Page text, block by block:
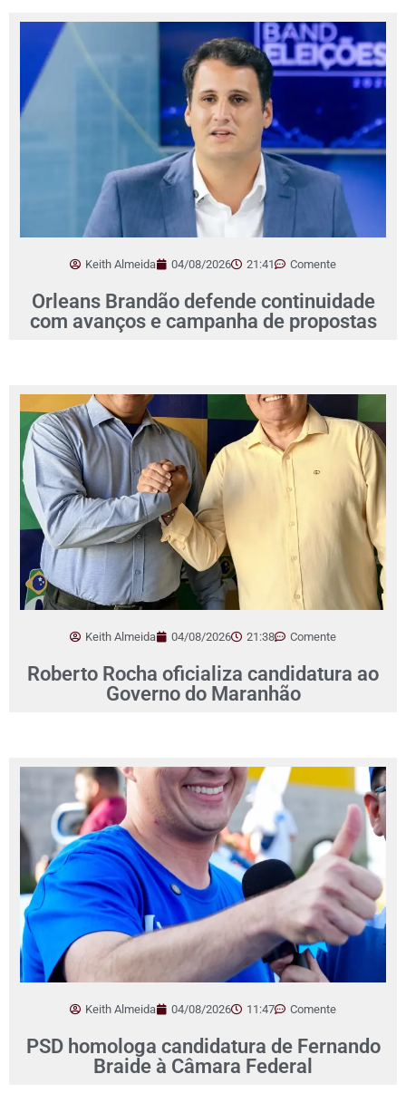
Keith Almeida 04/08/2026 21:41 Comente
Orleans Brandão defende continuidade
com avanços e campanha de propostas
Keith Almeida 04/08/2026 21:38 Comente
Roberto Rocha oficializa candidatura ao
Governo do Maranhão
Keith Almeida 04/08/2026 11:47 Comente
PSD homologa candidatura de Fernando
Braide à Câmara Federal